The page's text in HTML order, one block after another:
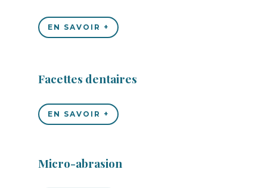
EN SAVOIR +
Facettes dentaires
EN SAVOIR +
Micro-abrasion